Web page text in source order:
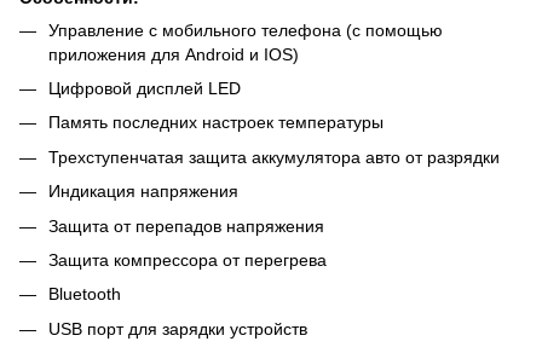
Управление с мобильного телефона (с помощью
приложения для Android и IOS)
Цифровой дисплей LED
Память последних настроек температуры
Трехступенчатая защита аккумулятора авто от разрядки
Индикация напряжения
Защита от перепадов напряжения
Защита компрессора от перегрева
Bluetooth
USB порт для зарядки устройств